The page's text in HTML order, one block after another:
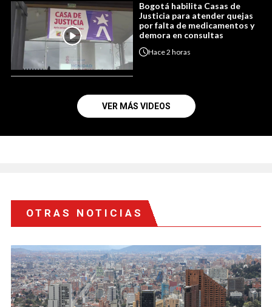
Bogotá habilita Casas de
Justicia para atender quejas
por falta de medicamentos y
demora en consultas
Hace2 horas
VER MÁS VIDEOS
OTRAS NOTICIAS